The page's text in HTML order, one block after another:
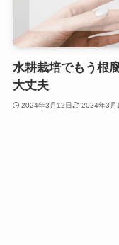
水耕栽培でもう根
大丈夫
2024年3月12日 2024年3月